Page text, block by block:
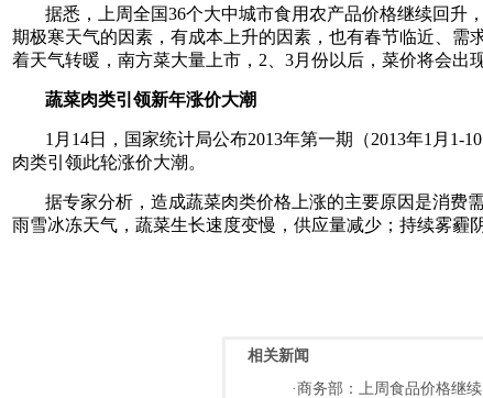
据悉，上周全国36个大中城市食用农产品价格继续回升
期极寒天气的因素，有成本上升的因素，也有春节临近、
着天气转暖，南方菜大量上市，2、3月份以后，菜价将会出
蔬菜肉类引领新年涨价大潮
1月14日，国家统计局公布2013年第一期（2013年1月
肉类引领此轮涨价大潮。
据专家分析，造成蔬菜肉类价格上涨的主要原因是消费
雨雪冰冻天气，蔬菜生长速度变慢，供应量减少；持续雾霾
相关新闻
·商务部：上周食品价格继